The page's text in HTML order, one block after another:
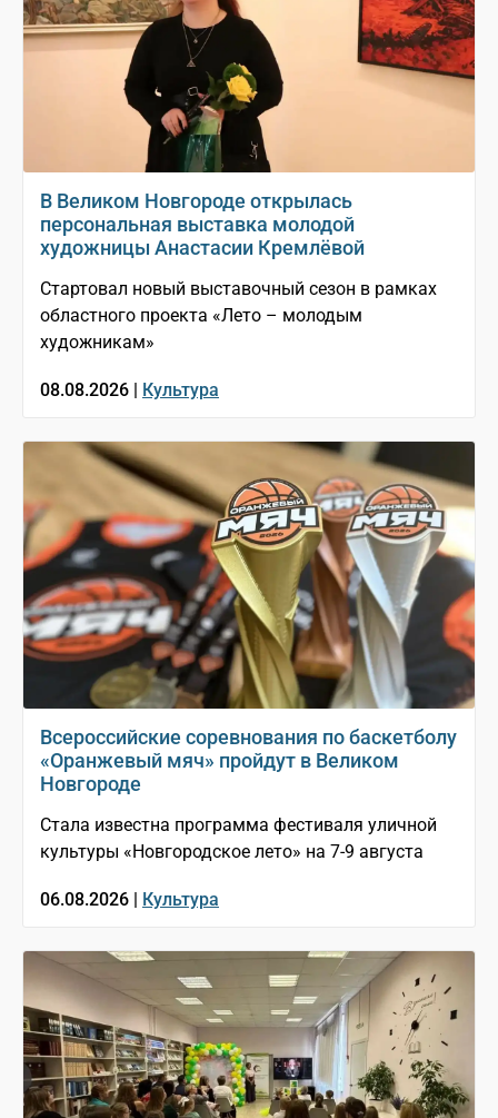
В Великом Новгороде открылась
персональная выставка молодой
художницы Анастасии Кремлёвой
Стартовал новый выставочный сезон в рамках
областного проекта «Лето – молодым
художникам»
08.08.2026 | Культура
Всероссийские соревнования по баскетболу
«Оранжевый мяч» пройдут в Великом
Новгороде
Стала известна программа фестиваля уличной
культуры «Новгородское лето» на 7-9 августа
06.08.2026 | Культура